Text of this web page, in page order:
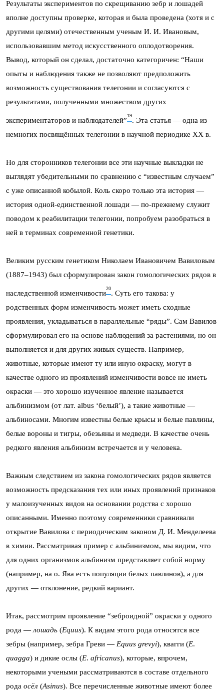
Результаты экспериментов по скрещиванию зебр и лошадей
вполне доступны проверке, которая и была проведена (хотя и с
другими целями) отечественным ученым И. И. Ивановым,
использовавшим метод искусственного оплодотворения.
Вывод, который он сделал, достаточно категоричен: “Наши
опыты и наблюдения также не позволяют предположить
возможность существования телегонии и согласуются с
результатами, полученными множеством других
экспериментаторов и наблюдателей”
19
. Эта статья — одна из
немногих посвящённых телегонии в научной периодике XX в.
Но для сторонников телегонии все эти научные выкладки не
выглядят убедительными по сравнению с “известным случаем”
с уже описанной кобылой. Коль скоро только эта история —
история одной-единственной лошади — по-прежнему служит
поводом к реабилитации телегонии, попробуем разобраться в
ней в терминах современной генетики.
Великим русским генетиком Николаем Ивановичем Вавиловым
(1887–1943) был сформулирован закон гомологических рядов в
наследственной изменчивости
20
. Суть его такова: у
родственных форм изменчивость может иметь сходные
проявления, укладываться в параллельные “ряды”. Сам Вавилов
сформулировал его на основе наблюдений за растениями, но он
выполняется и для других живых существ. Например,
животные, которые имеют ту или иную окраску, могут в
качестве одного из проявлений изменчивости вовсе не иметь
окраски — это хорошо изученное явление называется
альбинизмом (от лат. albus ‘белый’), а такие животные —
альбиносами. Многим известны белые крысы и белые павлины,
белые вороны и тигры, обезьяны и медведи. В качестве очень
редкого явления альбинизм встречается и у человека.
Важным следствием из закона гомологических рядов является
возможность предсказания тех или иных проявлений признаков
у малоизученных видов на основании родства с хорошо
описанными. Именно поэтому современники сравнивали
открытие Вавилова с периодическим законом Д. И. Менделеева
в химии. Рассматривая пример с альбинизмом, мы видим, что
для одних организмов альбинизм представляет собой норму
(например, на о. Ява есть популяции белых павлинов), а для
других — отклонение, редкий вариант.
Итак, рассмотрим проявление “зеброидной” окраски у одного
рода — лошадь (Equus). К видам этого рода относятся все
зебры (например, зебра Греви — Equus grevyi), квагги (E.
quagga) и дикие ослы (E. africanus), которые, впрочем,
некоторыми учеными рассматриваются в составе отдельного
рода осёл (Asinus). Все перечисленные животные имеют более